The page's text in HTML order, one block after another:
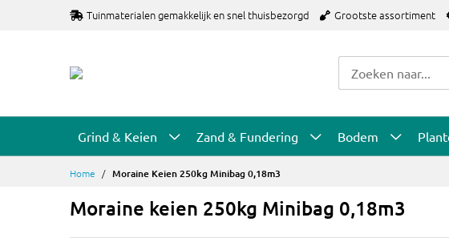
Tuinmaterialen gemakkelijk en snel thuisbezorgd Grootste assortiment
Grind & Keien Zand & Fundering Bodem
Home Moraine Keien 250kg Minibag 0,18m3
Moraine keien 250kg Minibag 0,18m3